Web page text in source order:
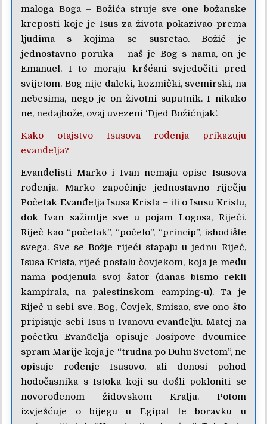
maloga Boga – Božića struje sve one božanske
kreposti koje je Isus za života pokazivao prema
ljudima s kojima se susretao. Božić je
jednostavno poruka – naš je Bog s nama, on je
Emanuel. I to moraju kršćani svjedočiti pred
svijetom. Bog nije daleki, kozmički, svemirski, na
nebesima, nego je on životni suputnik. I nikako
ne, nedajbože, ovaj uvezeni ‘Djed Božićnjak’.
Kako otajstvo Isusova rođenja prikazuju
evanđelja?
Evanđelisti Marko i Ivan nemaju opise Isusova
rođenja. Marko započinje jednostavno riječju
Početak Evanđelja Isusa Krista – ili o Isusu Kristu,
dok Ivan sažimlje sve u pojam Logosa, Riječi.
Riječ kao “početak”, “počelo”, “princip”, ishodište
svega. Sve se Božje riječi stapaju u jednu Riječ,
Isusa Krista, riječ postalu čovjekom, koja je među
nama podjenula svoj šator (danas bismo rekli
kampirala, na palestinskom camping-u). Ta je
Riječ u sebi sve. Bog, Čovjek, Smisao, sve ono što
pripisuje sebi Isus u Ivanovu evanđelju. Matej na
početku Evanđelja opisuje Josipove dvoumice
spram Marije koja je “trudna po Duhu Svetom”, ne
opisuje rođenje Isusovo, ali donosi pohod
hodočasnika s Istoka koji su došli pokloniti se
novorođenom židovskom Kralju. Potom
izvješćuje o bijegu u Egipat te boravku u